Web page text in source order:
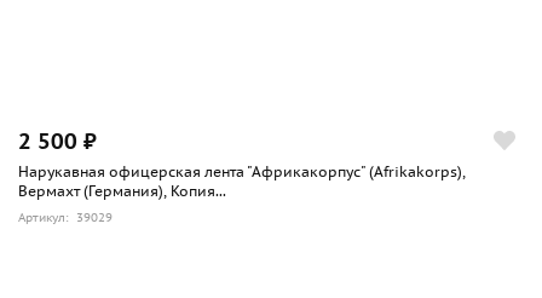
2 500 ₽
Нарукавная офицерская лента "Африкакорпус" (Afrikakorps),
Вермахт (Германия), Копия...
Артикул: 39029